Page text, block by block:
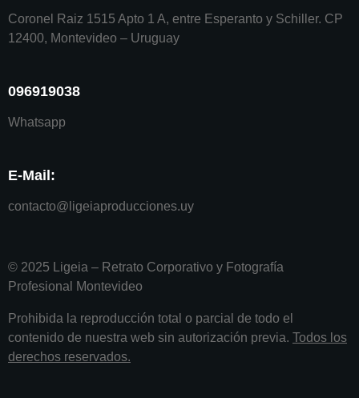
Coronel Raiz 1515 Apto 1 A, entre Esperanto y Schiller. CP
12400, Montevideo – Uruguay
096919038
Whatsapp
E-Mail:
contacto@ligeiaproducciones.uy
© 2025
Ligeia – Retrato Corporativo y Fotografía
Profesional Montevideo
Prohibida la reproducción total o parcial de todo el
contenido de nuestra web sin autorización previa. Todos los
derechos reservados.